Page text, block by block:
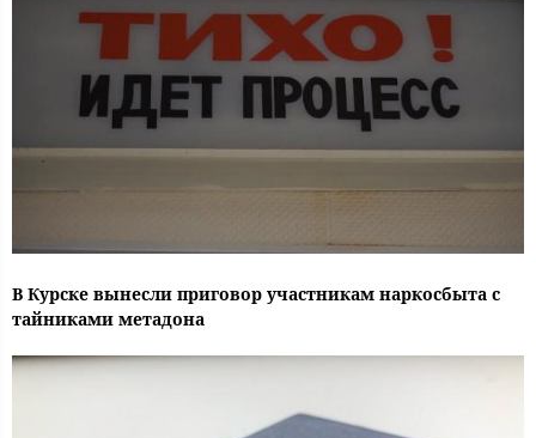
В Курске вынесли приговор участникам наркосбыта с
тайниками метадона